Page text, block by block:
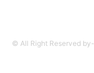
© All Right Reserved